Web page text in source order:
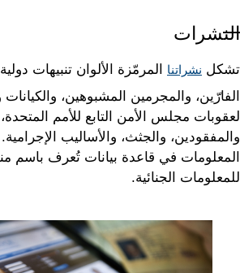
النشرات
تشكل نشراتنا
المرمّزة الألوان تنبيهات
الفارّين، والمجرمين المشبوهين، والكيانات
لعقوبات مجلس الأمن التابع للأمم
والمفقودين، والجثث، والأساليب
المعلومات في قاعدة بيانات تُعرف باسم
للمعلومات الجنائية.